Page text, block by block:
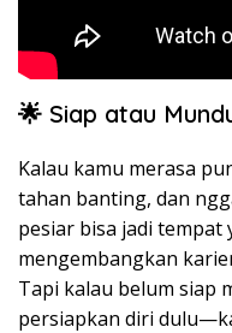
🌟 Siap atau
Kalau kamu merasa
tahan banting, dan
pesiar bisa jadi
mengembangkan
Tapi kalau belum siap
persiapkan diri